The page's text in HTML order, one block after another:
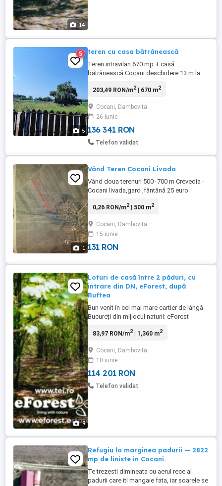
14
5
5 teren cu casa bătrânească
Teren intravilan 670 mp + casă
bătrânească Cocani deschidere 13 m la
oferă spre vânzare casă bătrânească cu
situat în localitatea Cocani, județul
Dâmbovița, cu o deschidere generoasă
de 13 metri direct la șoseaua principală ...
203,49 RON/m2| 670 m2
Cocani, Dambovita
26 iunie
136 341 RON
Telefon validat
1
Vând Teren Cocani Livada
Vând doua terenuri 500 -700 m Crevedia -
Cocani livada,gard ,fântână 25 euro
0,26 RON/m2| 500 m2
Cocani, Dambovita
15 iunie
131 RON
9
Loturi de casă între 2 păduri, cu
intrare din DN, eForest, după
Buftea
Bun venit în cel mai mare cartier de lângă
Bucureți din mijlocul naturii: eForest
orașului, dar suficient de aproape pentru a
ia naștere un ansamblu rezidențial unic,
conceput pentru cei care își doresc o viață
...
83,97 RON/m2| 1,360 m2
Cocani, Dambovita
10 iunie
114 201 RON
Telefon validat
Refugiu la marginea padurii — 2822
mp de liniste in Cocani.
Te trezesti dimineata cu aerul rece al
padurii care iti mangaie fata, iar soarele se